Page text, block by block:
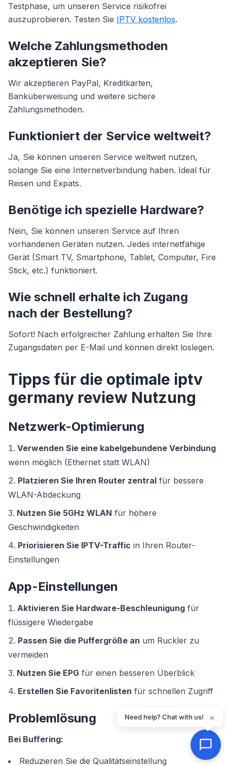
Testphase, um unseren Service risikofrei
auszuprobieren. Testen Sie IPTV kostenlos.
Welche Zahlungsmethoden
akzeptieren Sie?
Wir akzeptieren PayPal, Kreditkarten,
Banküberweisung und weitere sichere
Zahlungsmethoden.
Funktioniert der Service weltweit?
Ja, Sie können unseren Service weltweit nutzen,
solange Sie eine Internetverbindung haben. Ideal für
Reisen und Expats.
Benötige ich spezielle Hardware?
Nein, Sie können unseren Service auf Ihren
vorhandenen Geräten nutzen. Jedes internetfähige
Gerät (Smart TV, Smartphone, Tablet, Computer, Fire
Stick, etc.) funktioniert.
Wie schnell erhalte ich Zugang
nach der Bestellung?
Sofort! Nach erfolgreicher Zahlung erhalten Sie Ihre
Zugangsdaten per E-Mail und können direkt loslegen.
Tipps für die optimale iptv
germany review Nutzung
Netzwerk-Optimierung
Verwenden Sie eine kabelgebundene Verbindung
wenn möglich (Ethernet statt WLAN)
Platzieren Sie Ihren Router zentral für bessere
WLAN-Abdeckung
Nutzen Sie 5GHz WLAN für höhere
Geschwindigkeiten
Priorisieren Sie IPTV-Traffic in Ihren Router-
Einstellungen
App-Einstellungen
Aktivieren Sie Hardware-Beschleunigung für
flüssigere Wiedergabe
Passen Sie die Puffergröße an um Ruckler zu
vermeiden
Nutzen Sie EPG für einen besseren Überblick
Erstellen Sie Favoritenlisten für schnellen Zugriff
Problemlösung
Bei Buffering:
Reduzieren Sie die Qualitätseinstellung
Need help? Chat with us! ×